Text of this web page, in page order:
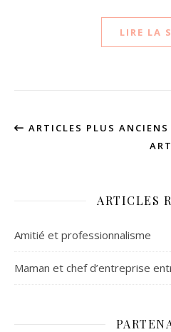
LIRE LA
ARTICLES PLUS ANCIENS
ARTICLES
Amitié et professionnalisme
Maman et chef d’entreprise